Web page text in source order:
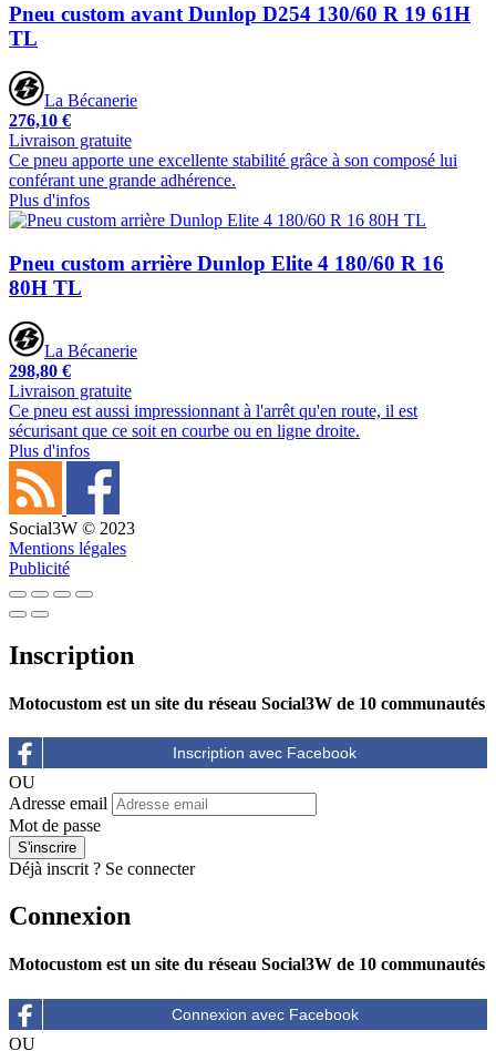
Pneu custom avant Dunlop D254 130/60 R 19 61H
TL
La Bécanerie
276,10 €
Livraison gratuite
Ce pneu apporte une excellente stabilité grâce à son composé lui
conférant une grande adhérence.
Plus d'infos
Pneu custom arrière Dunlop Elite 4 180/60 R 16
80H TL
La Bécanerie
298,80 €
Livraison gratuite
Ce pneu est aussi impressionnant à l'arrêt qu'en route, il est
sécurisant que ce soit en courbe ou en ligne droite.
Plus d'infos
Social3W © 2023
Mentions légales
Publicité
Inscription
Motocustom est un site du réseau Social3W de 10 communautés
OU
Adresse email
Mot de passe
Déjà inscrit ? Se connecter
Connexion
Motocustom est un site du réseau Social3W de 10 communautés
OU